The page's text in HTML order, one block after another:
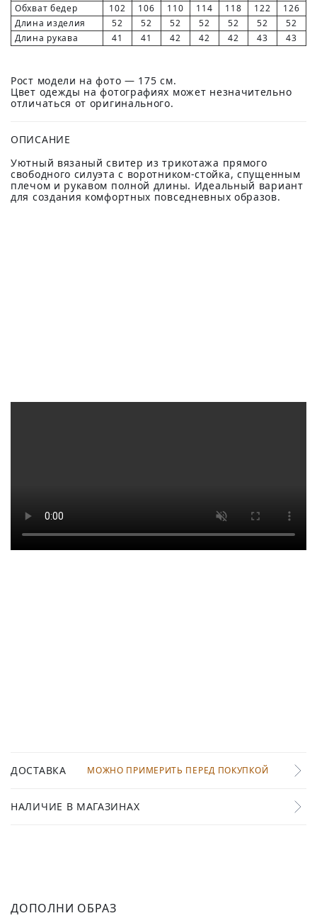
Обхват бедер
102 106 110 114 118 122
126
Длина изделия
52 52 52 52 52 52
52
Длина рукава
41 41 42 42 42 43 43
Рост модели на фото — 175 см.
Цвет одежды на фотографиях может незначительно
отличаться от оригинального.
ОПИСАНИЕ
Уютный вязаный свитер из трикотажа прямого
свободного силуэта с воротником-стойка, спущенным
плечом и рукавом полной длины. Идеальный вариант
для создания комфортных повседневных образов.
ДОСТАВКА МОЖНО ПРИМЕРИТЬ ПЕРЕД ПОКУПКОЙ
НАЛИЧИЕ В МАГАЗИНАХ
ДОПОЛНИ ОБРАЗ